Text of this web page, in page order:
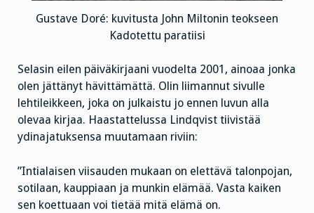
Gustave Doré: kuvitusta John Miltonin teokseen
Kadotettu paratiisi
Selasin eilen päiväkirjaani vuodelta 2001, ainoaa jonka
olen jättänyt hävittämättä. Olin liimannut sivulle
lehtileikkeen, joka on julkaistu jo ennen luvun alla
olevaa kirjaa. Haastattelussa Lindqvist tiivistää
ydinajatuksensa muutamaan riviin:
”Intialaisen viisauden mukaan on elettävä talonpojan,
sotilaan, kauppiaan ja munkin elämää. Vasta kaiken
sen koettuaan voi tietää mitä elämä on.